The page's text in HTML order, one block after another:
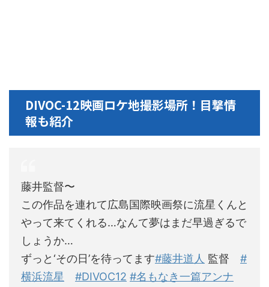
DIVOC-12映画ロケ地撮影場所！目撃情
報も紹介
藤井監督〜
この作品を連れて広島国際映画祭に流星くんと
やって来てくれる…なんて夢はまだ早過ぎるで
しょうか…
ずっと‘その日’を待ってます#藤井道人 監督 #
横浜流星
#DIVOC12 #名もなき一篇アンナ